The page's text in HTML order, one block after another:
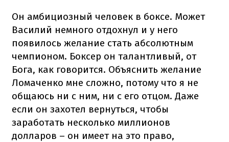
Он амбициозный человек в боксе. Может
Василий немного отдохнул и у него
появилось желание стать абсолютным
чемпионом. Боксер он талантливый, от
Бога, как говорится. Объяснить желание
Ломаченко мне сложно, потому что я не
общаюсь ни с ним, ни с его отцом. Даже
если он захотел вернуться, чтобы
заработать несколько миллионов
долларов – он имеет на это право,